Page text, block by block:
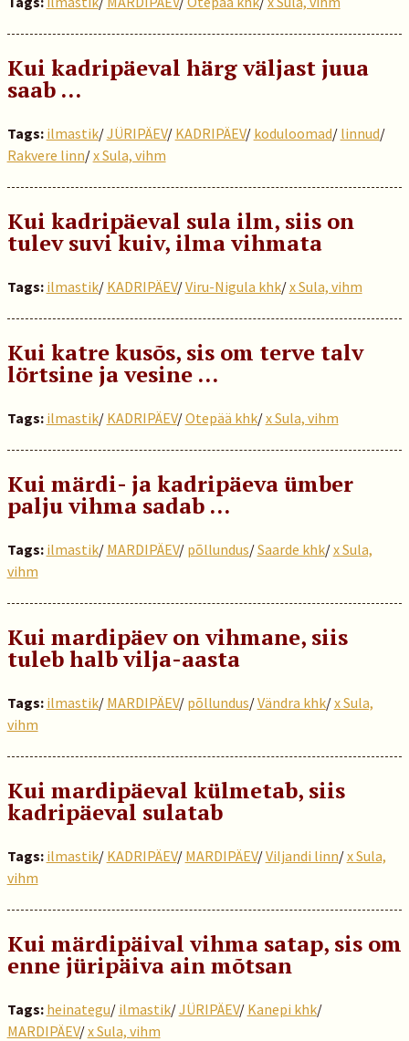
Kui kadripäeval härg väljast juua
saab …
Tags: ilmastik/JÜRIPÄEV/ KADRIPÄEV/ koduloomad/ linnud/
Rakvere linn/x Sula, vihm
Kui kadripäeval sula ilm, siis on
tulev suvi kuiv, ilma vihmata
Tags: ilmastik/ KADRIPÄEV/Viru-Nigula khk/x Sula, vihm
Kui katre kusõs, sis om terve talv
lörtsine ja vesine ...
Tags: ilmastik/ KADRIPÄEV/Otepää khk/x Sula, vihm
Kui märdi- ja kadripäeva ümber
palju vihma sadab …
Tags: ilmastik/ MARDIPÄEV/ põllundus/Saarde khk/x Sula,
vihm
Kui mardipäev on vihmane, siis
tuleb halb vilja-aasta
Tags: ilmastik/ MARDIPÄEV/ põllundus/Vändra khk/x Sula,
vihm
Kui mardipäeval külmetab, siis
kadripäeval sulatab
Tags: ilmastik/ KADRIPÄEV/ MARDIPÄEV/Viljandi linn/x Sula,
vihm
Kui märdipäival vihma satap, sis om
enne jüripäiva ain mõtsan
Tags: heinategu/ ilmastik/JÜRIPÄEV/ Kanepi khk/
MARDIPÄEV/x Sula, vihm